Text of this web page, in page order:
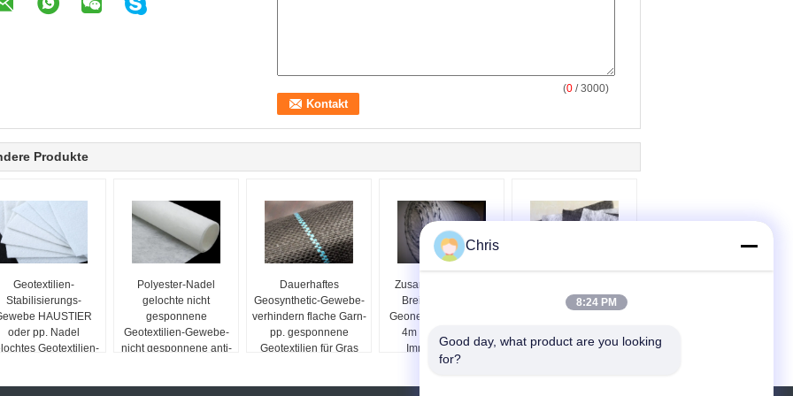
(0 / 3000)
Produkte
Geotextilien-
Stabilisierungs-
HAUSTIER
oder pp. Nadel
Geotextilien-
Polyester-Nadel
gelochte nicht
gesponnene
Geotextilien-Gewebe-
nicht gesponnene anti-
Dauerhaftes
Geosynthetic-Gewebe-
verhindern flache Garn-
pp. gesponnene
Geotextilien für Gras
Zusammengesetzte
Breite der HDPE
Geonet-Netz-Struktur-
4m für die Dach-
Imprägnierung
Straßen-Gewebe-nicht
ununterbrochener
Chris
8:24 PM
Good day, what product are you looking
for?